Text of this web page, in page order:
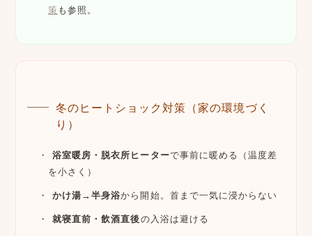
策 も参照。
冬のヒートショック対策（家の環境づく
り）
浴室暖房・脱衣所ヒーターで事前に暖める（温度差
を小さく）
かけ湯→半身浴から開始。首まで一気に浸からない
就寝直前・飲酒直後の入浴は避ける